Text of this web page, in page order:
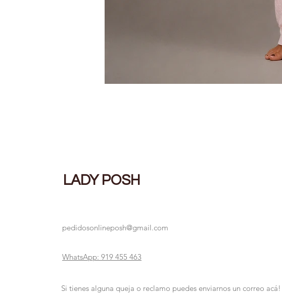
LADY POSH
pedidosonlineposh@gmail.com
WhatsApp: 919 455 463
Si tienes alguna queja o reclamo puedes enviarnos un correo acá!